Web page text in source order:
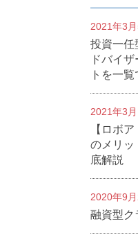
2021年3
投資一任
ドバイ
トを一覧
2021年3
【ロボ
のメリッ
底解説
2020年9
融資型ク